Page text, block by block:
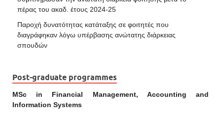
πέρας του ακαδ. έτους 2024-25
Παροχή δυνατότητας κατάταξης σε φοιτητές που
διαγράφηκαν λόγω υπέρβασης ανώτατης διάρκειας
σπουδών
Post-graduate programmes
MSc in Financial Management, Accounting and
Information Systems